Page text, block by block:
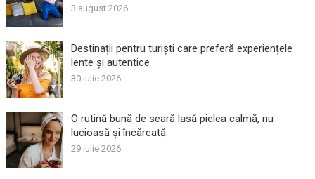
3 august 2026
Destinații pentru turiști care preferă experiențele
lente și autentice
30 iulie 2026
O rutină bună de seară lasă pielea calmă, nu
lucioasă și încărcată
29 iulie 2026